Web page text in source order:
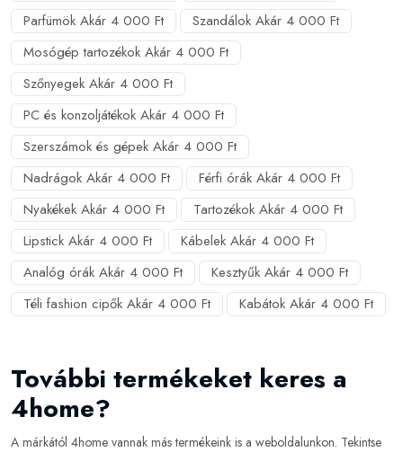
Parfümök Akár 4 000 Ft
Szandálok Akár 4 000 Ft
Mosógép tartozékok Akár 4 000 Ft
Szőnyegek Akár 4 000 Ft
PC és konzoljátékok Akár 4 000 Ft
Szerszámok és gépek Akár 4 000 Ft
Nadrágok Akár 4 000 Ft
Férfi órák Akár 4 000 Ft
Nyakékek Akár 4 000 Ft
Tartozékok Akár 4 000 Ft
Lipstick Akár 4 000 Ft
Kábelek Akár 4 000 Ft
Analóg órák Akár 4 000 Ft
Kesztyűk Akár 4 000 Ft
Téli fashion cipők Akár 4 000 Ft
Kabátok Akár 4 000 Ft
További termékeket keres a
4home?
A márkától 4home vannak más termékeink is a weboldalunkon. Tekintse